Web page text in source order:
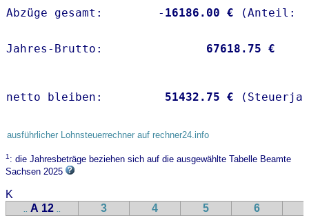
Abzüge gesamt:        - 16186.00 €
Jahres-Brutto: 67618.75 €
netto bleiben: 51432.75 €
ausführlicher Lohnsteuerrechner auf rechner24.info
1: die Jahresbeträge beziehen sich auf die ausgewählte Tabelle Beamte
Sachsen 2025
K
.. A 12 .. 3 4 5 6